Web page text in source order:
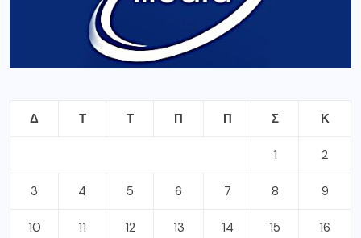
Δ Τ Τ Π Π Σ Κ
1 2
3 4 5 6 7 8 9
10 11 12 13 14 15 16